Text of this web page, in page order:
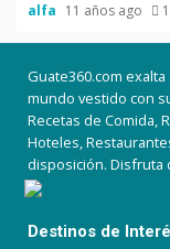
alfa 11 años ago
Guate360.com
mundo vestido con
Recetas de Comida,
Hoteles,
disposición. Disfruta
Destinos de